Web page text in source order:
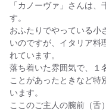
「カノーヴァ」さんは
す。
おふたりでやっている小
いのですが、イタリア料
れています。
落ち着いた雰囲気で、１
ことがあったときなど特
います。
ここのご主人の腕前（舌